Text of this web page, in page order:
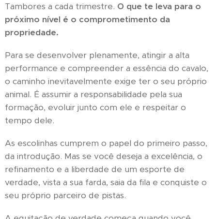
Tambores a cada trimestre. O que te leva para o
próximo nível é o comprometimento da
propriedade.
Para se desenvolver plenamente, atingir a alta
performance e compreender a essência do cavalo,
o caminho inevitavelmente exige ter o seu próprio
animal. É assumir a responsabilidade pela sua
formação, evoluir junto com ele e respeitar o
tempo dele.
As escolinhas cumprem o papel do primeiro passo,
da introdução. Mas se você deseja a excelência, o
refinamento e a liberdade de um esporte de
verdade, vista a sua farda, saia da fila e conquiste o
seu próprio parceiro de pistas.